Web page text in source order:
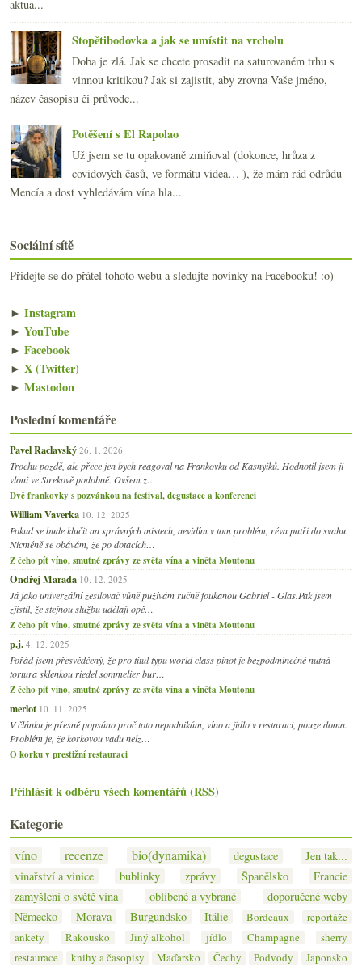
aktua...
Stopětibodovka a jak se umístit na vrcholu
Doba je zlá. Jak se chcete prosadit na saturovaném trhu s
vinnou kritikou? Jak si zajistit, aby zrovna Vaše jméno,
název časopisu či průvodc...
Potěšení s El Rapolao
Už jsem se tu opakovaně zmiňoval (dokonce, hrůza z
covidových časů, ve formátu videa… ), že mám rád odrůdu
Mencía a dost vyhledávám vína hla...
Sociální sítě
Přidejte se do přátel tohoto webu a sledujte novinky na Facebooku! :o)
► Instagram
► YouTube
► Facebook
► X (Twitter)
► Mastodon
Poslední komentáře
Pavel Raclavský 26. 1. 2026
Trochu pozdě, ale přece jen bych reagoval na Frankovku od Kasnyiků. Hodnotil jsem ji
vloni ve Strekově podobně. Ovšem z…
Dvě frankovky s pozvánkou na festival, degustace a konferenci
William Vaverka 10. 12. 2025
Pokud se bude klučit na správných místech, nevidím v tom problém, réva patří do svahu.
Nicméně se obávám, že po dotacích…
Z čeho pít víno, smutné zprávy ze světa vína a viněta Moutonu
Ondřej Marada 10. 12. 2025
Já jako univerzální zesilovač vůně pužívám ručně foukanou Gabriel - Glas.Pak jsem
zjistil, že stejnou službu udělají opě…
Z čeho pít víno, smutné zprávy ze světa vína a viněta Moutonu
p.j. 4. 12. 2025
Pořád jsem přesvědčený, že pro titul typu world class pinot je bezpodmínečně nutná
tortura sklenkou riedel sommelier bur…
Z čeho pít víno, smutné zprávy ze světa vína a viněta Moutonu
merlot 10. 11. 2025
V článku je přesně popsáno proč toto nepodnikám, víno a jídlo v restaraci, pouze doma.
Problém je, že korkovou vadu nelz…
O korku v prestižní restauraci
Přihlásit k odběru všech komentářů (RSS)
Kategorie
víno recenze bio(dynamika) degustace
Jen tak...
vinařství a vinice
bublinky zprávy Španělsko
Francie
zamyšlení o světě vína
oblíbené a vybrané
doporučené weby
Německo
Morava Burgundsko Itálie Bordeaux
reportáže
ankety
Rakousko Jiný alkohol jídlo Champagne
sherry
restaurace
knihy a časopisy Maďarsko Čechy Podvody Japonsko